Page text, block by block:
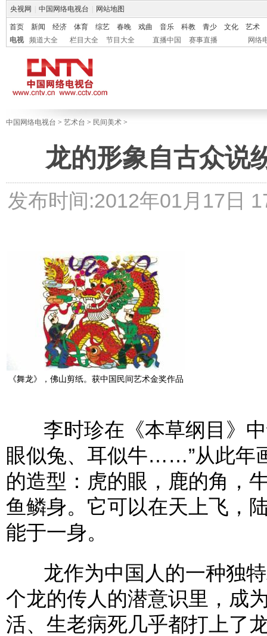
央视网 中国网络电视台 网站地图
首页 新闻 经济 体育 综艺 春晚 戏曲 音乐 科教 青少 文化
艺术
电视
频道大全 栏目大全 节目大全 直播中国 赛事直播 网络
中国网络电视台 > 艺术台 > 民间美术 >
龙的形象自古众说
发布时间:2012年01月17日
《舞龙》，佛山剪纸。获中国民间艺术金奖作品
李时珍在《本草纲目》中
眼似兔、耳似牛……”从此年
的造型：虎的眼，鹿的角，
鱼鳞身。它可以在天上飞，
能于一身。
龙作为中国人的一种独特
个龙的传人的潜意识里，成
活、生老病死几乎都打上了